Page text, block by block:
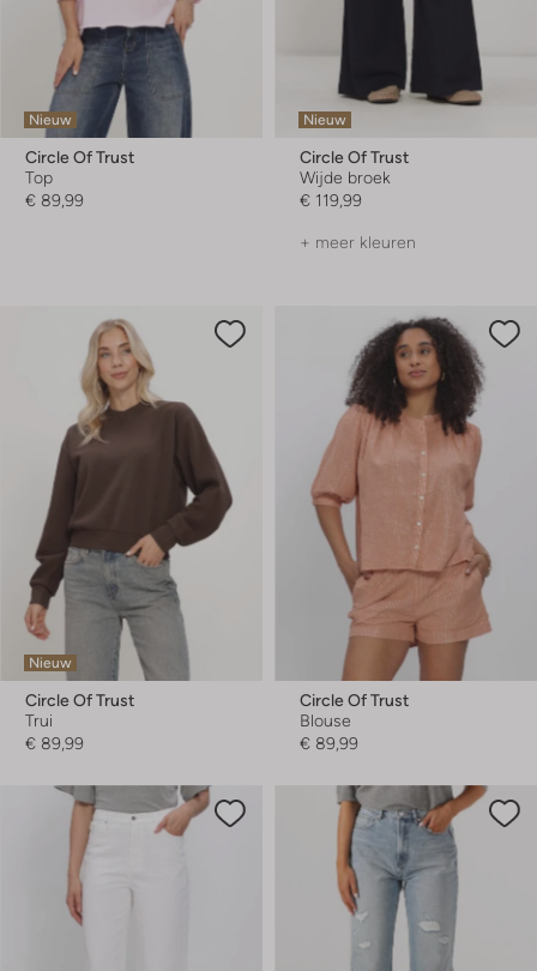
Nieuw
Circle Of Trust
Top
€ 89,99
Nieuw
Circle Of Trust
Wijde broek
€ 119,99
+ meer kleuren
Nieuw
Circle Of Trust
Trui
€ 89,99
Circle Of Trust
Blouse
€ 89,99